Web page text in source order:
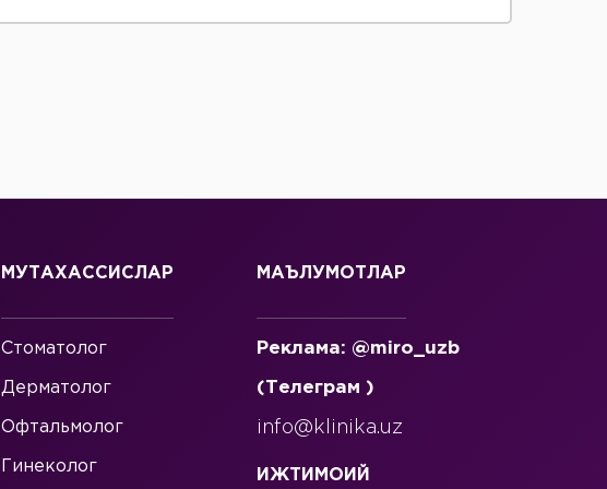
МУТАХАССИСЛАР
Стоматолог
Дерматолог
Офтальмолог
Гинеколог
МАЪЛУМОТЛАР
Реклама: @miro_uzb
(Телеграм )
info@klinika.uz
ИЖТИМОИЙ